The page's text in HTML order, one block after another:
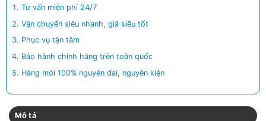
Tư vấn miễn phí 24/7
Vận chuyển siêu nhanh, giá siêu tốt
Phục vụ tận tâm
Bảo hành chính hãng trên toàn quốc
Hàng mới 100% nguyên đai, nguyên kiện
Mô tả